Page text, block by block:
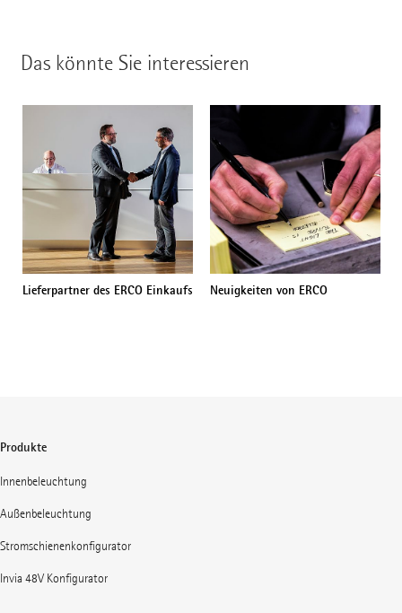
Das könnte Sie interessieren
Lieferpartner des ERCO Einkaufs Neuigkeiten von ERCO
Produkte
Innenbeleuchtung
Außenbeleuchtung
Stromschienenkonfigurator
Invia 48V Konfigurator